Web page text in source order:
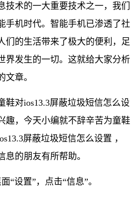
技术的一大重要技术之一，我们
手机时代。智能手机已渗透了社
们的生活带来了极大的便利，足
界发生的一切。这就给大家分析
文章。
鞋对ios13.3屏蔽垃圾短信怎么设
趣，今天小编就不辞辛苦为童鞋
屏蔽垃圾短信怎么设置 ，
息的朋友有所帮助。
“设置”，点击“信息”。